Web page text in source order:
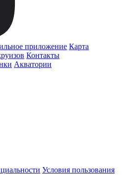
приложение Карта
Контакты
Акватории
Условия пользования